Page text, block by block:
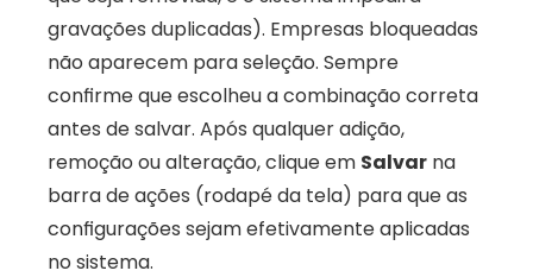
gravações duplicadas). Empresas bloqueadas
não aparecem para seleção. Sempre
confirme que escolheu a combinação correta
antes de salvar. Após qualquer adição,
remoção ou alteração, clique em Salvar na
barra de ações (rodapé da tela) para que as
configurações sejam efetivamente aplicadas
no sistema.